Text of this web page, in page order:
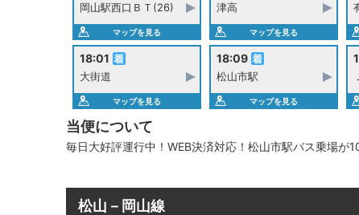
岡山駅西口ＢＴ(26)
マップを見る
津高
マップを見る
18:01
大街道
マップを見る
18:09
松山市駅
マップを見る
当便について
毎日大好評運行中！WEB決済対応！松山市駅バス乗場が
松山－岡山線